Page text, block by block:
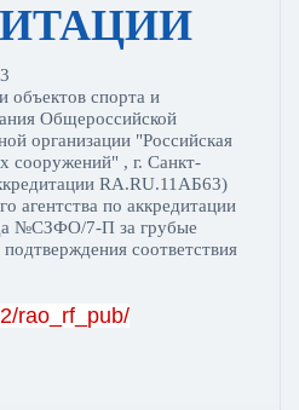
объектов спорта и
Общероссийской
организации "Российская
сооружений" , г. Санкт-
RA.RU.11AБ63)
агентства по аккредитации
№СЗФО/7-П за грубые
соответствия
rao_rf_pub/